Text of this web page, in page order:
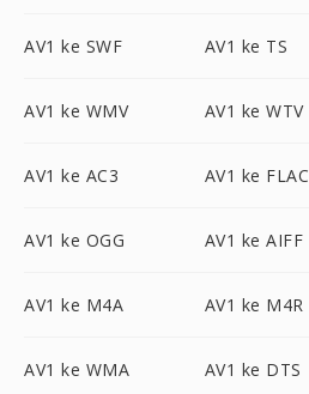
AV1 ke SWF AV1 ke TS
AV1 ke WMV AV1 ke WTV
AV1 ke AC3 AV1 ke FLAC
AV1 ke OGG AV1 ke AIFF
AV1 ke M4A AV1 ke M4R
AV1 ke WMA AV1 ke DTS